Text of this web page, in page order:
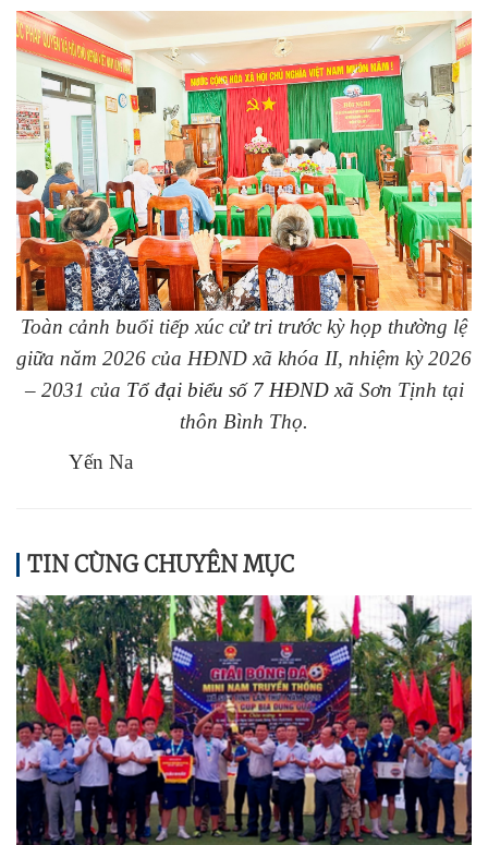
Toàn cảnh buổi tiếp xúc cử tri trước kỳ họp thường lệ
giữa năm 2026 của HĐND xã khóa II, nhiệm kỳ 2026
– 2031 của Tổ đại biểu số 7 HĐND xã Sơn Tịnh tại
thôn Bình Thọ.
Yến Na
TIN CÙNG CHUYÊN MỤC